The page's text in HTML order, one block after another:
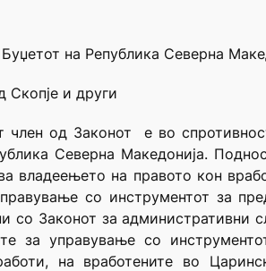
на Република Северна
Скопје и други
член од Законот e во
Северна Македонија.
на правото кон
со инструментот за
со Законот за административни
за управување со
на вработените во